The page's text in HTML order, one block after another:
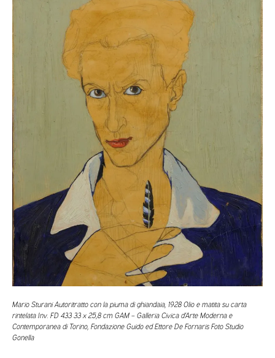
Mario Sturani Autoritratto con la piuma di ghiandaia, 1928 Olio e matita su carta
rintelata Inv. FD 433 33 x 25,8 cm GAM – Galleria Civica d’Arte Moderna e
Contemporanea di Torino, Fondazione Guido ed Ettore De Fornaris Foto Studio
Gonella